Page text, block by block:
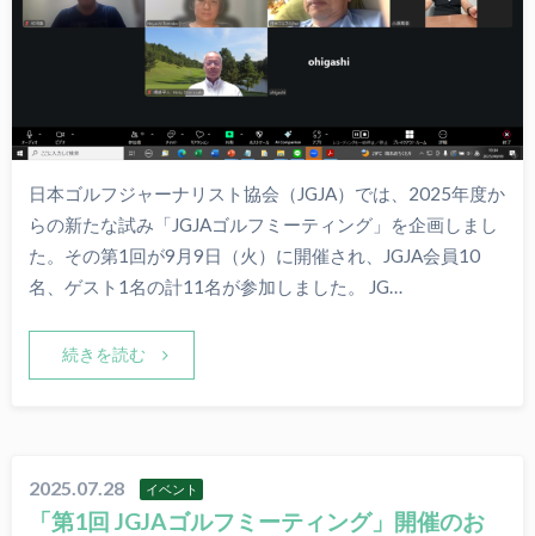
日本ゴルフジャーナリスト協会（JGJA）では、2025年度か
らの新たな試み「JGJAゴルフミーティング」を企画しまし
た。その第1回が9月9日（火）に開催され、JGJA会員10
名、ゲスト1名の計11名が参加しました。 JG…
続きを読む
2025.07.28 イベント
「第1回 JGJAゴルフミーティング」開催のお